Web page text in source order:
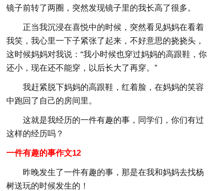
镜子前转了两圈，突然发现镜子里的我长高了很多。
正当我沉浸在喜悦中的时候，突然看见妈妈在看着
我笑，我心里一下子紧张了起来，不好意思的挠挠头，
这时候妈妈对我说：“我小时候也穿过妈妈的高跟鞋，你
还小，现在还不能穿，以后长大了再穿。”
我赶紧脱下妈妈的高跟鞋，红着脸，在妈妈的笑容
中跑回了自己的房间里。
这就是我经历的一件有趣的事，同学们，你们有过
这样的经历吗？
一件有趣的事作文12
昨晚发生了一件有趣的事，那是在我和妈妈去找杨
树送玩的时候发生的！